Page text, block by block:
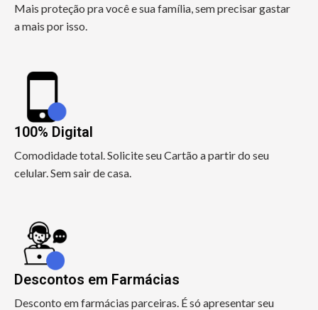
Mais proteção pra você e sua família, sem precisar gastar
a mais por isso.
100% Digital
Comodidade total. Solicite seu Cartão a partir do seu
celular. Sem sair de casa.
Descontos em Farmácias
Desconto em farmácias parceiras. É só apresentar seu